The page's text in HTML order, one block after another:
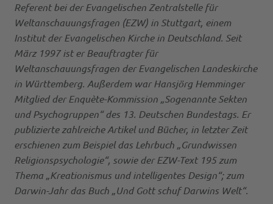
Referent bei der Evangelischen Zentralstelle für
Weltanschauungsfragen (EZW) in Stuttgart, einem
Institut der Evangelischen Kirche in Deutschland. Seit
März 1997 ist er Beauftragter für
Weltanschauungsfragen der Evangelischen Landeskirche
in Württemberg. Außerdem war Hansjörg Hemminger
Mitglied der Enquète-Kommission „Sogenannte Sekten
und Psychogruppen“ des 13. Deutschen Bundestags. Er
publizierte zahlreiche Artikel und Bücher, in letzter Zeit
erschienen zum Beispiel das Lehrbuch „Grundwissen
Religionspsychologie“, sowie der EZW-Text 195 zum
Thema „Kreationismus und intelligentes Design“; zum
Darwin-Jahr das Buch „Und Gott schuf Darwins Welt“.